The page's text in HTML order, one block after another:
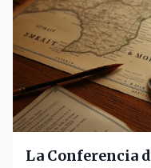
La Conferencia